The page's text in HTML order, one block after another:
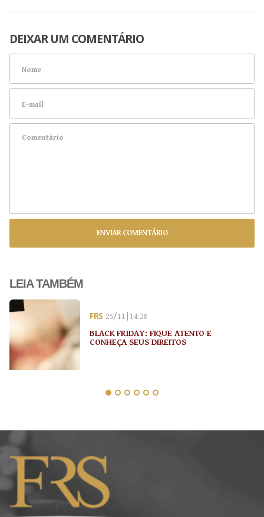
DEIXAR UM COMENTÁRIO
ENVIAR COMENTÁRIO
LEIA TAMBÉM
FRS 25/11 | 14:28
BLACK FRIDAY: FIQUE ATENTO E
CONHEÇA SEUS DIREITOS